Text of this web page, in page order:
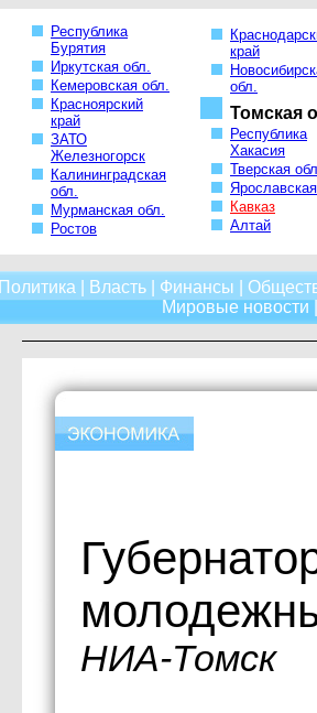
Республика
Бурятия
Иркутская обл.
Кемеровская обл.
Красноярский
край
ЗАТО
Железногорск
Калининградская
обл.
Мурманская обл.
Ростов
край
обл.
Томская
Республика
Хакасия
Тверская
Кавказ
Алтай
Политика Власть| Финансы
Мировые новости
НИА-Томск